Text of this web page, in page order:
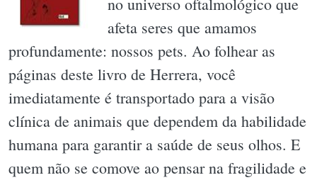
afeta seres que amamos
profundamente: nossos pets. Ao folhear as
páginas deste livro de Herrera, você
imediatamente é transportado para a visão
clínica de animais que dependem da habilidade
humana para garantir a saúde de seus olhos. E
quem não se comove ao pensar na fragilidade e